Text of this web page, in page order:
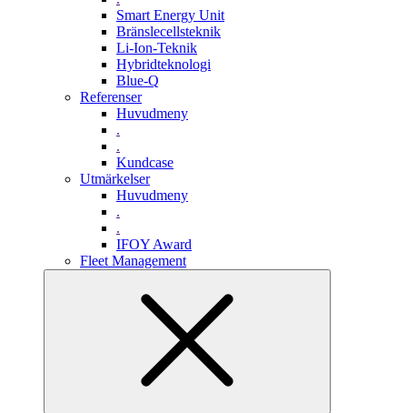
Smart Energy Unit
Bränslecellsteknik
Li-Ion-Teknik
Hybridteknologi
Blue-Q
Referenser
Huvudmeny
.
.
Kundcase
Utmärkelser
Huvudmeny
.
.
IFOY Award
Fleet Management